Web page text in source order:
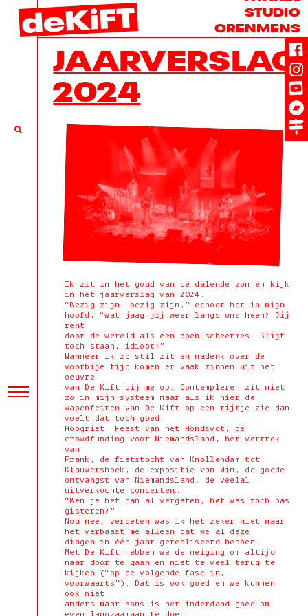
STUDIO
ORENMENS
JAARVERSLAG
2024
Ik zit in het goud van de dalende zon en kijk
in het jaarverslag van 2024.
“Bezig zijn, bezig zijn,” echoot het in mijn
hoofd, “wat jaag jij weer langs ons heen? Jij
rent
door de wereld als een open scheermes. Blijf
toch staan, idioot!”
Wanneer ik zo stil zit en nadenk over de
voorbije tijd komen er vaak zinnen uit het
oeuvre
van De Kift bij me op. Contempleren zit niet
zo in mijn systeem maar als ik hier de
wapenfeiten van De Kift op een rijtje zie dan
voelt dat toch goed.
Hoogriet, Feest van het Hondsvot, de
crowdfunding voor Niemandsland, het vertrek
van
Frank, de fietstocht van Knollendam tot
Klauwershoek, de expositie van Wim, de goede
ontvangst van Niemandsland, de veelal
uitverkochte concerten…
“Ben je het dan al vergeten, het was toch pas
gisteren?”
Nou nee, vergeten was ik het zeker niet maar
het verbaast me alleen dat we al deze
dingen in één jaar gerealiseerd hebben.
Met De Kift hebben we de neiging om altijd
maar door te gaan en niet te veel terug te
kijken (“op de volgende fase in,
voorwaarts”). Dat is ook goed en we kunnen
ook niet
anders maar soms is het inderdaad goed om
even langzaamaan te doen.